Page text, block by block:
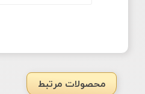
محصولات مرتبط